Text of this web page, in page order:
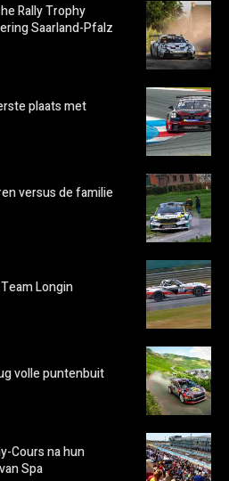
Rally Trophy
Saarland-Pfalz
plaats met
versus de familie
Longin
volle puntenbuit
Cours na hun
Spa